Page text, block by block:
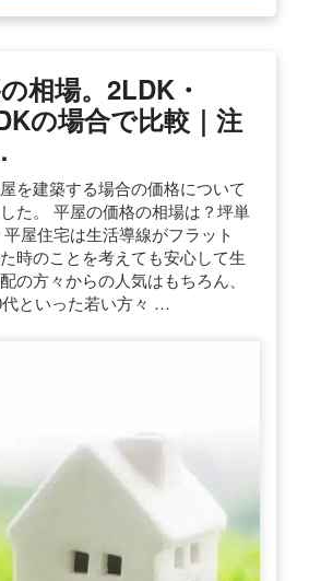
相場。2LDK・
の場合で比較｜注
を建築する場合の価格について
た。 平屋の価格の相場は？坪単
屋住宅は生活導線がフラット
時のことを考えても安心して生
の方々からの人気はもちろん、
といった若い方々 …